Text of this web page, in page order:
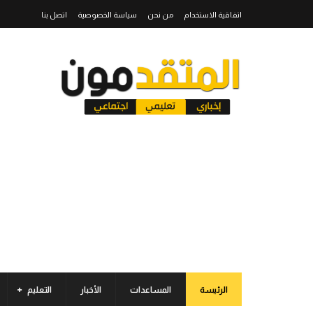
اتفاقية الاستخدام من نحن سياسة الخصوصية اتصل بنا
الرئيسة المساعدات الأخبار التعليم